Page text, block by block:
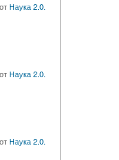
отНаука 2.0.
отНаука 2.0.
отНаука 2.0.